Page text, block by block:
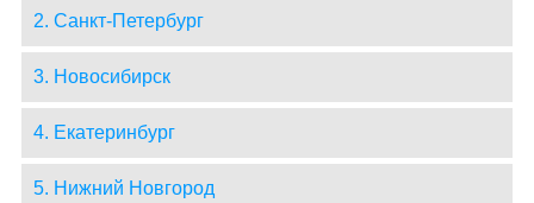
2. Санкт-Петербург
3. Новосибирск
4. Екатеринбург
5. Нижний Новгород